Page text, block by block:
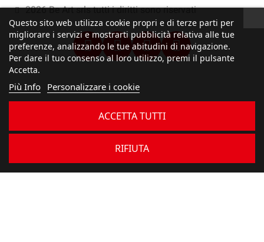
2026 Be Art srls tutti i diritti sono riservati
Questo sito web utilizza cookie propri e di terze parti per
migliorare i servizi e mostrarti pubblicità relativa alle tue
preferenze, analizzando le tue abitudini di navigazione.
Per dare il tuo consenso al loro utilizzo, premi il pulsante
Accetta.
Più Info Personalizzare i cookie
RIFIUTA
ACCETTA TUTTI